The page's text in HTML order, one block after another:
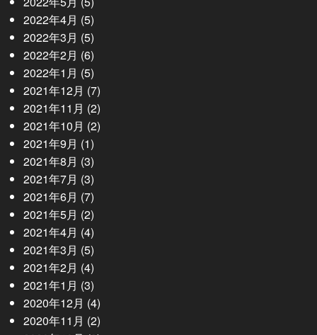
2022年4月 (5)
2022年3月 (5)
2022年2月 (6)
2022年1月 (5)
2021年12月 (7)
2021年11月 (2)
2021年10月 (2)
2021年9月 (1)
2021年8月 (3)
2021年7月 (3)
2021年6月 (7)
2021年5月 (2)
2021年4月 (4)
2021年3月 (5)
2021年2月 (4)
2021年1月 (3)
2020年12月 (4)
2020年11月 (2)